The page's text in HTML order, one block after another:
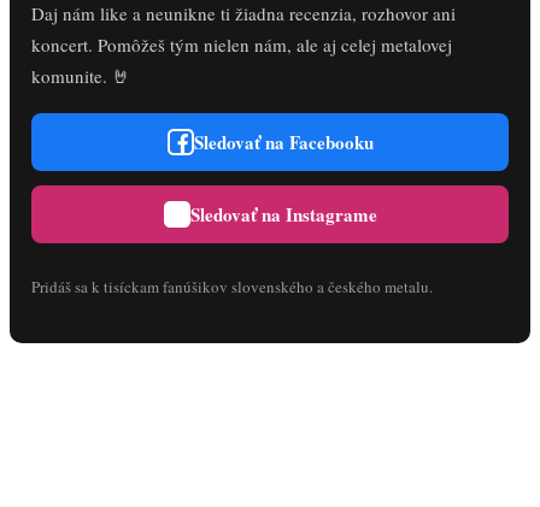
Daj nám like a neunikne ti žiadna recenzia, rozhovor ani
koncert. Pomôžeš tým nielen nám, ale aj celej metalovej
komunite. 🤘
Sledovať na Facebooku
Sledovať na Instagrame
Pridáš sa k tisíckam fanúšikov slovenského a českého metalu.